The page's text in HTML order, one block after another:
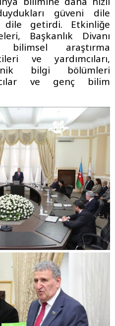
güveni dile
dile getirdi. Etkinliğe
Başkanlık Divanı
bilimsel araştırma
ve yardımcıları,
bilgi bölümleri
ve genç bilim